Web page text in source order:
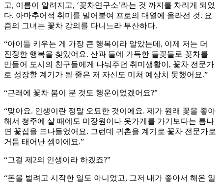
고, 이름이 알려지고, ‘꽃차연구소’라는 것 까지를 차리게 되었
다. 아마추어적 취미를 밀어붙여 프로의 대열에 올라선 것. 요
즘의 그녀는 꽃차 강의를 다니느라 부산하다.
“아이들 키우는 게 가장 큰 행복이라 알았는데, 이제 저는 더
진정한 행복을 찾았어요. 산과 들에 가득한 들꽃들로 꽃차를
만들어 도시의 친구들에게 나눠주던 취미생활이, 꽃차 전문가
로 성장할 계기가 될 줄은 저 자신도 미처 예상치 못했어요.”
“근래에 꽃차 붐이 분 것도 행운이었겠어요?”
“맞아요. 인생이란 정말 오묘한 것이에요. 제가 원래 꽃을 좋아
해서 청주에 살 때에도 미장원이나 옷가게를 가기보다는 틈나
면 꽃집을 드나들었어요. 그런데 귀촌을 계기로 꽃차 전문가로
거듭 태어난 셈이에요.”
“그걸 제2의 인생이라 하겠죠?”
“돈을 벌려고 시작한 일도 아니었고, 그저 내가 좋아서 해온 일